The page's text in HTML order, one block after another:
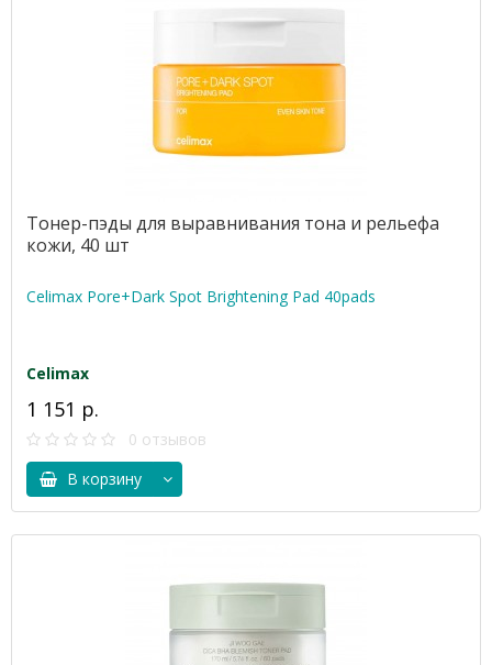
Тонер-пэды для выравнивания тона и рельефа
кожи, 40 шт
Celimax Pore+Dark Spot Brightening Pad 40pads
Celimax
1 151 р.
0 отзывов
В корзину